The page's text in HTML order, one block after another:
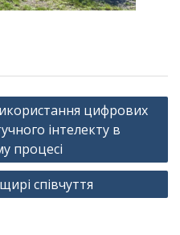
цифрових
інтелекту в
процесі
співчуття